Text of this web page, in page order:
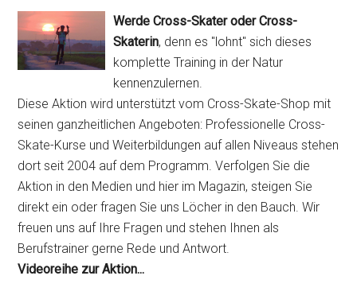
Werde Cross-Skater oder Cross-
Skaterin, denn es "lohnt" sich dieses
komplette Training in der Natur
kennenzulernen.
Diese Aktion wird unterstützt vom Cross-Skate-Shop mit
seinen ganzheitlichen Angeboten: Professionelle Cross-
Skate-Kurse und Weiterbildungen auf allen Niveaus stehen
dort seit 2004 auf dem Programm. Verfolgen Sie die
Aktion in den Medien und hier im Magazin, steigen Sie
direkt ein oder fragen Sie uns Löcher in den Bauch. Wir
freuen uns auf Ihre Fragen und stehen Ihnen als
Berufstrainer gerne Rede und Antwort.
Videoreihe zur Aktion...